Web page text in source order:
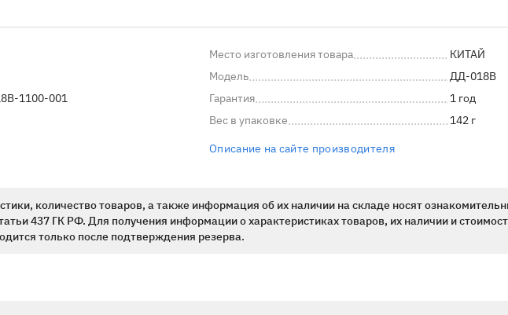
1100-001
Место изготовления товара
КИТАЙ
Модель
ДД-018В
Гарантия
1 год
Вес в упаковке
142 г
Описание на сайте производителя
количество товаров, а также информация об их наличии на складе носят
437 ГК РФ. Для получения информации о характеристиках товаров, их наличии и
только после подтверждения резерва.